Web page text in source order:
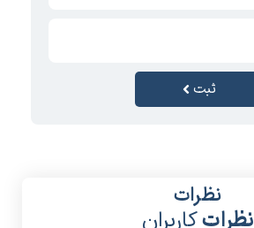
ثبت
نظرات
نظراتکاربران